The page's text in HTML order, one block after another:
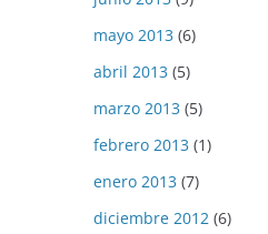
mayo 2013 (6)
abril 2013 (5)
marzo 2013 (5)
febrero 2013 (1)
enero 2013 (7)
diciembre 2012 (6)